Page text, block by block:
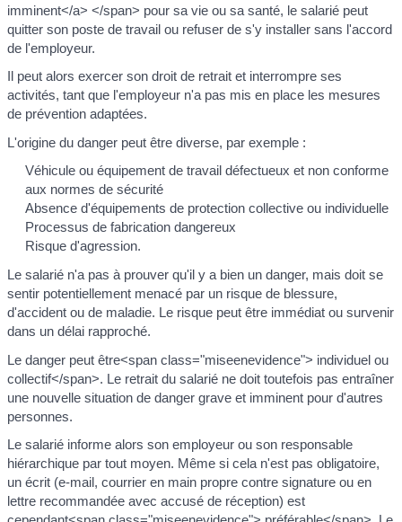
imminent</a> </span> pour sa vie ou sa santé, le salarié peut
quitter son poste de travail ou refuser de s'y installer sans l'accord
de l'employeur.
Il peut alors exercer son droit de retrait et interrompre ses
activités, tant que l'employeur n'a pas mis en place les mesures
de prévention adaptées.
L'origine du danger peut être diverse, par exemple :
Véhicule ou équipement de travail défectueux et non conforme
aux normes de sécurité
Absence d'équipements de protection collective ou individuelle
Processus de fabrication dangereux
Risque d'agression.
Le salarié n'a pas à prouver qu'il y a bien un danger, mais doit se
sentir potentiellement menacé par un risque de blessure,
d'accident ou de maladie. Le risque peut être immédiat ou survenir
dans un délai rapproché.
Le danger peut être<span class="miseenevidence"> individuel ou
collectif</span>. Le retrait du salarié ne doit toutefois pas entraîner
une nouvelle situation de danger grave et imminent pour d'autres
personnes.
Le salarié informe alors son employeur ou son responsable
hiérarchique par tout moyen. Même si cela n'est pas obligatoire,
un écrit (e-mail, courrier en main propre contre signature ou en
lettre recommandée avec accusé de réception) est